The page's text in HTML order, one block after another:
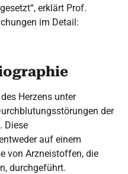
erklärt Prof.
im Detail:
des Herzens unter
der
Diese
auf einem
von Arzneistoffen, die
durchgeführt.